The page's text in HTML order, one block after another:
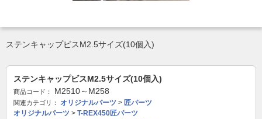
ステンキャップビスM2.5サイズ(10個入)
ステンキャップビスM2.5サイズ(10個入)
商品コード： M2510～M258
関連カテゴリ： オリジナルパーツ > 匠パーツ
オリジナルパーツ > T-REX450匠パーツ